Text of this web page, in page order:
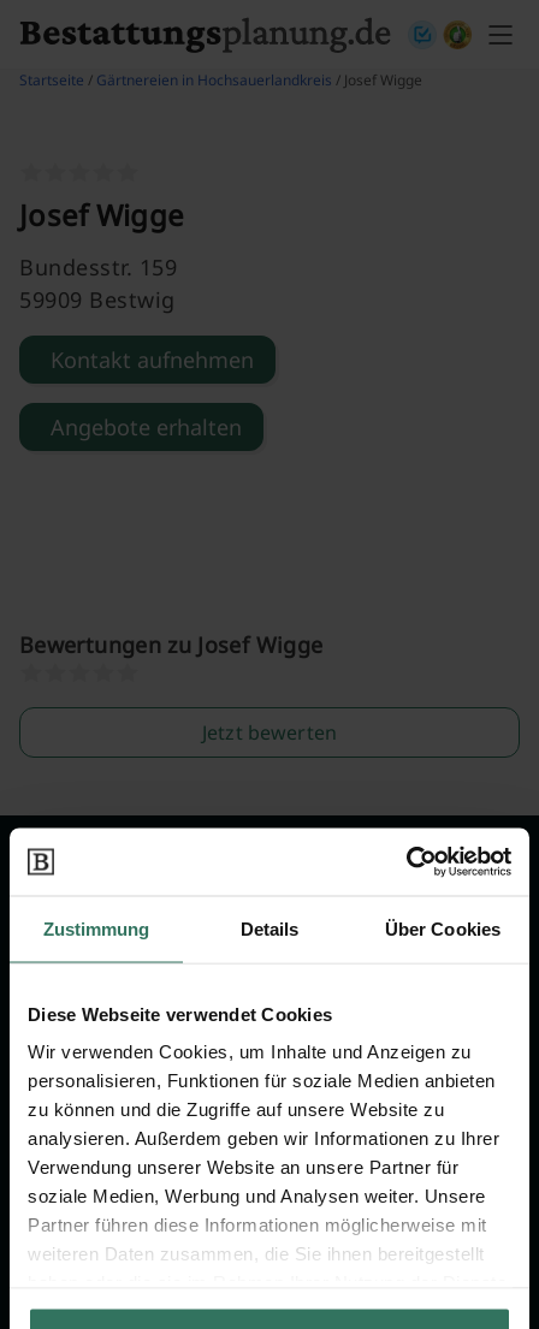
Zustimmung Details Über Cookies
Diese Webseite verwendet Cookies
Wir verwenden Cookies, um Inhalte und Anzeigen zu
personalisieren, Funktionen für soziale Medien anbieten
zu können und die Zugriffe auf unsere Website zu
analysieren. Außerdem geben wir Informationen zu Ihrer
Verwendung unserer Website an unsere Partner für
soziale Medien, Werbung und Analysen weiter. Unsere
Partner führen diese Informationen möglicherweise mit
weiteren Daten zusammen, die Sie ihnen bereitgestellt
gesammelt haben.
Startseite / Gärtnereien in Hochsauerlandkreis / Josef Wigge
Josef Wigge
Bundesstr. 159
59909 Bestwig
Kontakt aufnehmen
Angebote erhalten
Bewertungen zu Josef Wigge
Jetzt bewerten
Wir sind Ihr Ansprechpartner rund
um das Thema Bestattung &
Vorsorge.
Jetzt beraten lassen
FÜR SIE
Vergleich
Ratgeber
Verzeichnis
FÜR BESTATTER
Online-Portal
Kostenlos registrieren